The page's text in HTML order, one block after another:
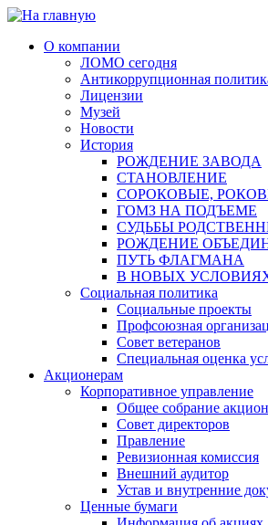
О компании
ЛОМО сегодня
Антикоррупционная
Лицензии
Музей
Новости
История
РОЖДЕНИЕ ЗАВОДА
СТАНОВЛЕНИЕ
СОРОКОВЫЕ,
ГОМЗ НА ПОДЪЕМЕ
СУДЬБЫ
РОЖДЕНИЕ
ПУТЬ ФЛАГМАНА
В НОВЫХ
Социальная политика
Социальные проекты
Профсоюзная
Совет ветеранов
Специальная оценка
Акционерам
Корпоративное управление
Общее собрание
Совет директоров
Правление
Ревизионная комиссия
Внешний аудитор
Устав и внутренние
Ценные бумаги